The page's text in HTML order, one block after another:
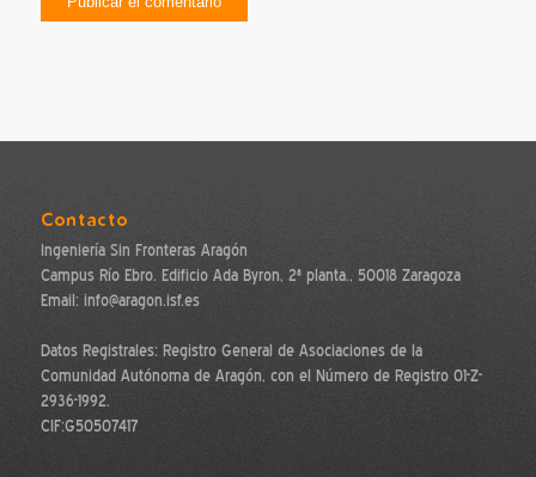
Contacto
Ingeniería Sin Fronteras Aragón
Campus Río Ebro. Edificio Ada Byron, 2ª planta., 50018 Zaragoza
Email: info@aragon.isf.es
Datos Registrales: Registro General de Asociaciones de la
Comunidad Autónoma de Aragón, con el Número de Registro 01-Z-
2936-1992.
CIF:G50507417